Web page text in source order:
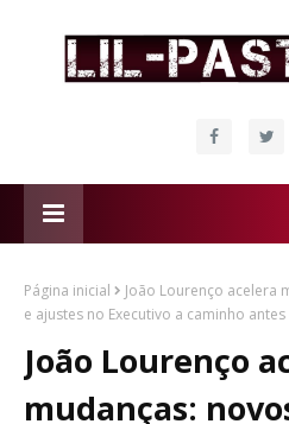
Página inicial
João Lourenço acelera
e ajustes no Executivo a caminho
João Lourenço
mudanças: